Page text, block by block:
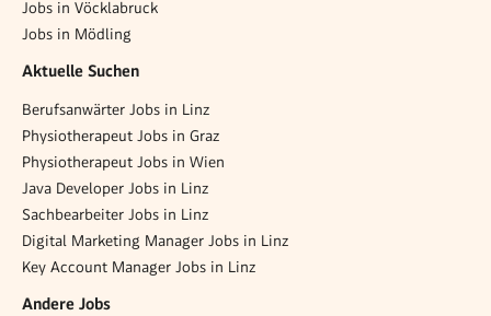
Jobs in Vöcklabruck
Jobs in Mödling
Aktuelle Suchen
Berufsanwärter Jobs in Linz
Physiotherapeut Jobs in Graz
Physiotherapeut Jobs in Wien
Java Developer Jobs in Linz
Sachbearbeiter Jobs in Linz
Digital Marketing Manager Jobs in Linz
Key Account Manager Jobs in Linz
Andere Jobs